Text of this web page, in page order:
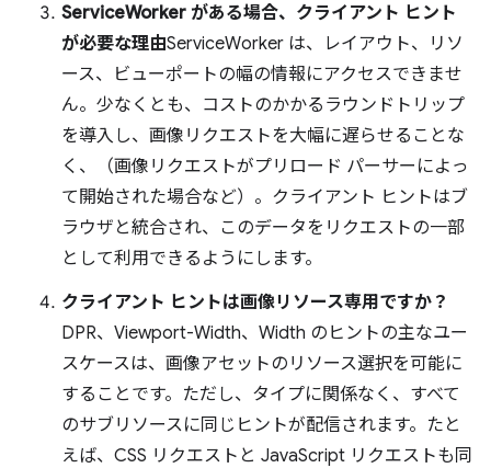
ServiceWorker がある場合、クライアント ヒント
が必要な理由ServiceWorker は、レイアウト、リソ
ース、ビューポートの幅の情報にアクセスできませ
ん。少なくとも、コストのかかるラウンドトリップ
を導入し、画像リクエストを大幅に遅らせることな
く、（画像リクエストがプリロード パーサーによっ
て開始された場合など）。クライアント ヒントはブ
ラウザと統合され、このデータをリクエストの一部
として利用できるようにします。
クライアント ヒントは画像リソース専用ですか？
DPR、Viewport-Width、Width のヒントの主なユー
スケースは、画像アセットのリソース選択を可能に
することです。ただし、タイプに関係なく、すべて
のサブリソースに同じヒントが配信されます。たと
えば、CSS リクエストと JavaScript リクエストも同